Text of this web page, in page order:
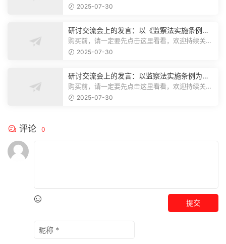
注，精彩模板每天推送预览结束，本文...
2025-07-30
研讨交流会上的发言：以《监察法实施条例》
为纲,推动巡察工作高质量发展
购买前，请一定要先点击这里看看，欢迎持续关
注，精彩模板每天推送预览结束，本文...
2025-07-30
研讨交流会上的发言：以监察法实施条例为纲
推动巡察工作高质量发展
购买前，请一定要先点击这里看看，欢迎持续关
注，精彩模板每天推送预览结束，本文...
2025-07-30
评论 0
提交